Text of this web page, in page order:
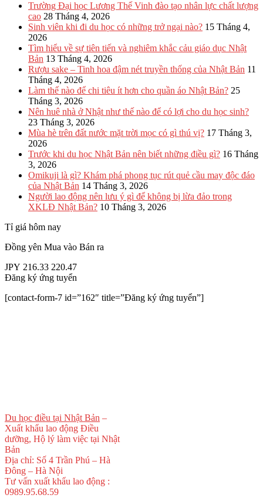
Trường Đại học Lương Thế Vinh đào tạo nhân lực chất lượng
cao 28 Tháng 4, 2026
Sinh viên khi đi du học có những trở ngại nào? 15 Tháng 4,
2026
Tìm hiểu về sự tiên tiến và nghiêm khắc cảu giáo dục Nhật
Bản 13 Tháng 4, 2026
Rượu sake – Tinh hoa đậm nét truyền thống của Nhật Bản 11
Tháng 4, 2026
Làm thế nào để chi tiêu ít hơn cho quần áo Nhật Bản? 25
Tháng 3, 2026
Nên huê nhà ở Nhật như thế nào để có lợi cho du học sinh?
23 Tháng 3, 2026
Mùa hè trên đất nước mặt trời mọc có gì thú vị? 17 Tháng 3,
2026
Trước khi du học Nhật Bản nên biết những điều gì? 16 Tháng
3, 2026
Omikuji là gì? Khám phá phong tục rút quẻ cầu may độc đáo
của Nhật Bản 14 Tháng 3, 2026
Người lao động nên lưu ý gì để không bị lừa đảo trong
XKLĐ Nhật Bản? 10 Tháng 3, 2026
Tỉ giá hôm nay
Đồng yên Mua vào Bán ra
JPY 216.33 220.47
Đăng ký ứng tuyển
[contact-form-7 id=”162″ title=”Đăng ký ứng tuyển”]
Du học điều tại Nhật Bản –
Xuất khẩu lao động Điều
dưỡng, Hộ lý làm việc tại Nhật
Bản
Địa chỉ: Số 4 Trần Phú – Hà
Đông – Hà Nội
Tư vấn xuất khẩu lao động :
0989.95.68.59